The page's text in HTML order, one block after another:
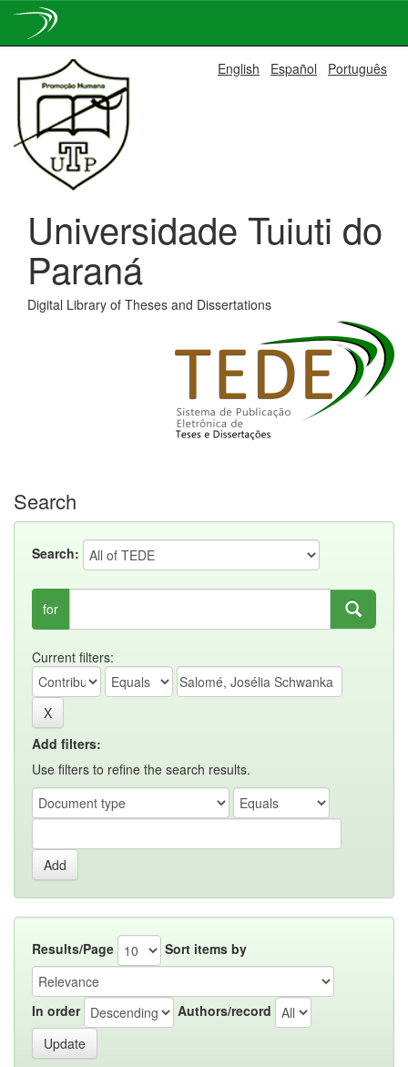
navigation
English Español Português
Universidade Tuiuti do
Paraná
Digital Library of Theses and Dissertations
Search
Search:
for
Current filters:
Add filters:
Use filters to refine the search results.
Results/Page Sort items by
In order Authors/record